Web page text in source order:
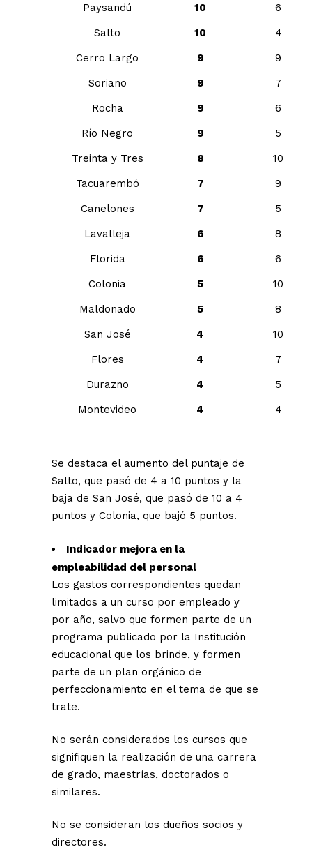
Paysandú
10
6
Salto
10
4
Cerro Largo
9
9
Soriano
9
7
Rocha
9
6
Río Negro
9
5
Treinta y Tres
8
10
Tacuarembó
7
9
Canelones
7
5
Lavalleja
6
8
Florida
6
6
Colonia
5
10
Maldonado
5
8
San José
4
10
Flores
4
7
Durazno
4
5
Montevideo
4 4
Se destaca el aumento del puntaje de
Salto, que pasó de 4 a 10 puntos y la
baja de San José, que pasó de 10 a 4
puntos y Colonia, que bajó 5 puntos.
Indicador mejora en la
empleabilidad del personal
Los gastos correspondientes quedan
limitados a un curso por empleado y
por año, salvo que formen parte de un
programa publicado por la Institución
educacional que los brinde, y formen
parte de un plan orgánico de
perfeccionamiento en el tema de que se
trate.
No serán considerados los cursos que
signifiquen la realización de una carrera
de grado, maestrías, doctorados o
similares.
No se consideran los dueños socios y
directores.